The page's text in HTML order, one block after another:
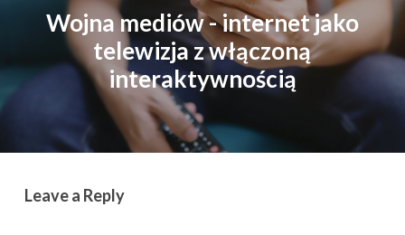
Wojna mediów - internet jako
telewizja z włączoną
interaktywnością
Leave a Reply